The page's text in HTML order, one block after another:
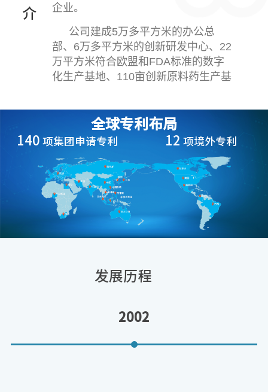
介
企业。
公司建成5万多平方米的办公总
部、6万多平方米的创新研发中心、22
万平方米符合欧盟和FDA标准的数字
化生产基地、110亩创新原料药生产基
公司组建由全球资深首席科学家领
衔的340人创新研发团队。2024年，
公司研发投入占营业收入比重22.4%。
截至2025年半年度报告披露之日，公
司拥有200个药品注册批件，连续4年
每年新增药品注册批件超过10个，被
选为广州市生物医药化学药分链链
主。
（一）儿童药物高端制剂技术平
台：现有儿童药注册批件27个，在研
儿童药领域研发实力强、规模大的企
（二）慢病药创新研发平台：现有
全球专利布局
140 项集团申请专利 12 项境外专利
发展历程
2002